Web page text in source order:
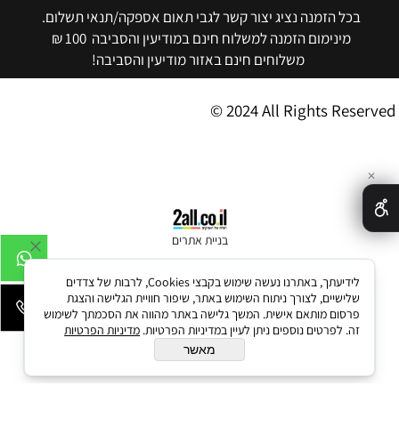
בכל הזמנה נציג יצור קשר לגבי תאום אספקה/תנאי תשלום.
מינימום הזמנה למשלוח חינם במודיעין והסביבה 100 ₪
משלוחים חינם באזור מודיעין והסביבה!
© 2024 All Rights Reserved
בניית אתרים
✕
לידיעתך, באתרנו נעשה שימוש בקבצי Cookies, לרבות של צדדים
שלישיים, לצורך ניתוח השימוש באתר, שיפור חוויית הגלישה והצגת
פרסום מותאם אישית. המשך גלישה באתר מהווה את הסכמתך לשימוש
זה. לפרטים נוספים ניתן לעיין במדיניות הפרטיות. מדיניות הפרטיות
מאשר